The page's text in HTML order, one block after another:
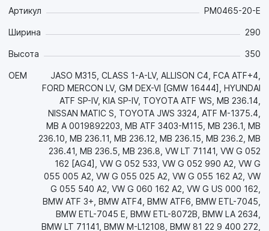
экстремальных нагрузках и температурах летом;
обеспечивает отличные антифрикционные свойства для
свойства для фрикционных элементов, что обеспечивает
существенную экономию топлива, плавное и четкое без
рывков переключение передач в любых условиях
вождения и увеличение срока службы самой АКПП и всех
элементов трансмиссии. Обеспечивает слаженную и
плавную работу сцеплений. Предотвращает задир;
- Обладает термоокислительной и химической
стабильностью и стойкостью к высокотемпературной
термической деградации на протяжении всего срока
эксплуатации. Это позволяет снизить образование шлама,
лака, нагара и других углеродистых отложений, увеличить
интервал замены масла и обеспечить долговечность
деталей трансмиссии, что снижает затраты на
обслуживание техники;
Артикул PM0465-20-E
Ширина 290
Высота 350
OEM
JASO M315, CLASS 1-A-LV, ALLISON C4, FCA ATF+4,
FORD MERCON LV, GM DEX-VI [GMW 16444], HYUNDAI
ATF SP-IV, KIA SP-IV, TOYOTA ATF WS, MB 236.14,
NISSAN MATIC S, TOYOTA JWS 3324, ATF M-1375.4,
MB A 0019892203, MB ATF 3403-M115, MB 236.1, MB
236.10, MB 236.11, MB 236.12, MB 236.15, MB 236.2, MB
236.41, MB 236.5, MB 236.8, VW LT 71141, VW G 052
162 [AG4], VW G 052 533, VW G 052 990 A2, VW G
055 005 A2, VW G 055 025 A2, VW G 055 162 A2, VW
G 055 540 A2, VW G 060 162 A2, VW G US 000 162,
BMW ATF 3+, BMW ATF4, BMW ATF6, BMW ETL-7045,
BMW ETL-7045 E, BMW ETL-8072B, BMW LA 2634,
BMW LT 71141, BMW M-L12108, BMW 81 22 9 400 272,